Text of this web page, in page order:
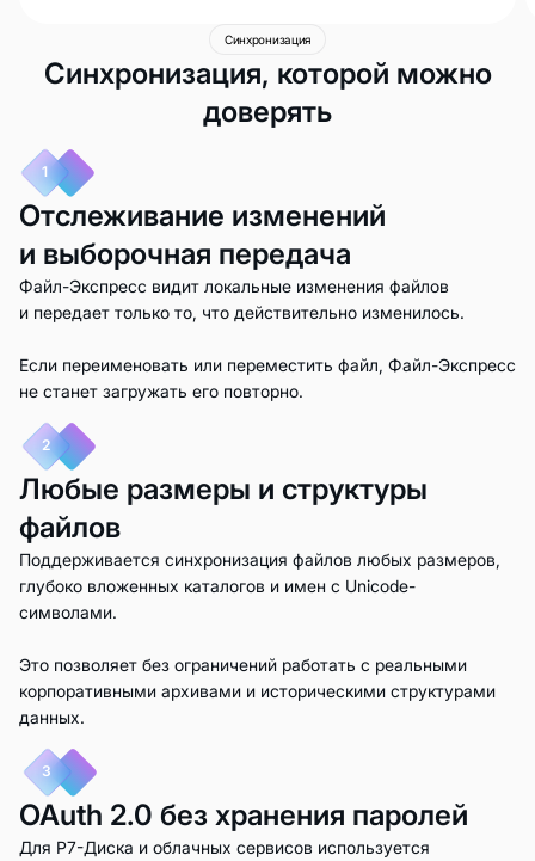
Синхронизация
Синхронизация, которой можно
доверять
1
Отслеживание изменений
и выборочная передача
Файл-Экспресс видит локальные изменения файлов
и передает только то, что действительно изменилось.
Если переименовать или переместить файл, Файл-Экспресс
не станет загружать его повторно.
2
Любые размеры и структуры
файлов
Поддерживается синхронизация файлов любых размеров,
глубоко вложенных каталогов и имен с Unicode-
символами.
Это позволяет без ограничений работать с реальными
корпоративными архивами и историческими структурами
данных.
3
OAuth 2.0 без хранения паролей
Для Р7-Диска и облачных сервисов используется